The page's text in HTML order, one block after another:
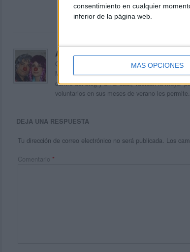
consentimiento en cualquier
inferior de la página web.
MÁS OPCIONES
Acerca de orientacionandujar
Orientación Andújar no es solo un blog, es la
Maribel, que además de ser pareja, son los
dentro del blog y en el cual, vuelcan la mayor
voluntarios en sus meses de verano les permite.
DEJA UNA RESPUESTA
Tu dirección de correo electrónico no será publicada. Los
Comentario *